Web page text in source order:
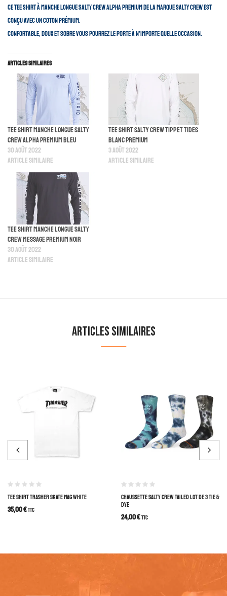
Ce tee shirt à manche longue Salty Crew alpha premium de la marque Salty Crew est
conçu avec un coton prémium.
Confortable, doux et sobre vous pourrez le porte à n’importe quelle occasion.
Articles similaires
Tee Shirt Manche Longue Salty
Crew Alpha Premium Bleu
30 août 2022
Article similaire
Tee Shirt Salty Crew Tippet Tides
Blanc Premium
3 août 2022
Article similaire
Tee Shirt Manche Longue Salty
Crew Message Premium Noir
30 août 2022
Article similaire
Articles similaires
TEE SHIRT TRASHER SKATE MAG WHITE
35,00€TTC
CHAUSSETTE SALTY CREW TAILED LOT DE 3 TIE &
DYE
24,00€TTC